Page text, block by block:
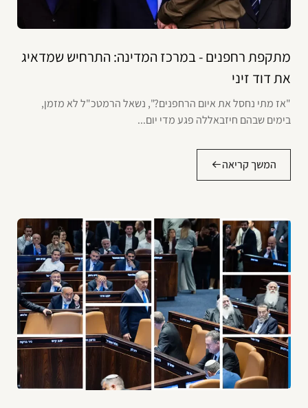
מתקפת רחפנים - במרכז המדינה: התרחיש שמדאיג
את דוד זיני
"אז מתי נחסל את איום הרחפנים?", נשאל הרמטכ"ל לא מזמן,
בימים שבהם חיזבאללה פגע מדי יום...
המשך קריאה